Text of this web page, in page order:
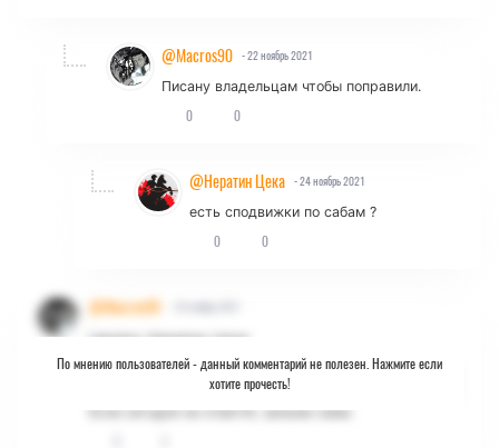
@Macros90 - 22 ноябрь 2021
Писану владельцам чтобы поправили.
0 0
@Нератин Цека - 24 ноябрь 2021
есть сподвижки по сабам ?
0 0
@Macros90
Цитата: Нератин Цека
есть сподвижки по сабам ?
Если сегодня не ответят, зальем сами.
По мнению пользователей -данный комментарий не полезен. Нажмите если
хотите прочесть!